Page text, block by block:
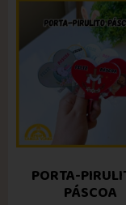
PORTA-
PÁSCOA